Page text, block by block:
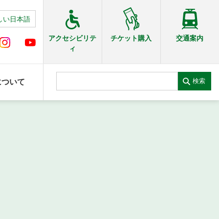
い日本語
アクセシビリテ
ィ
チケット購入 交通案内
いて 検索